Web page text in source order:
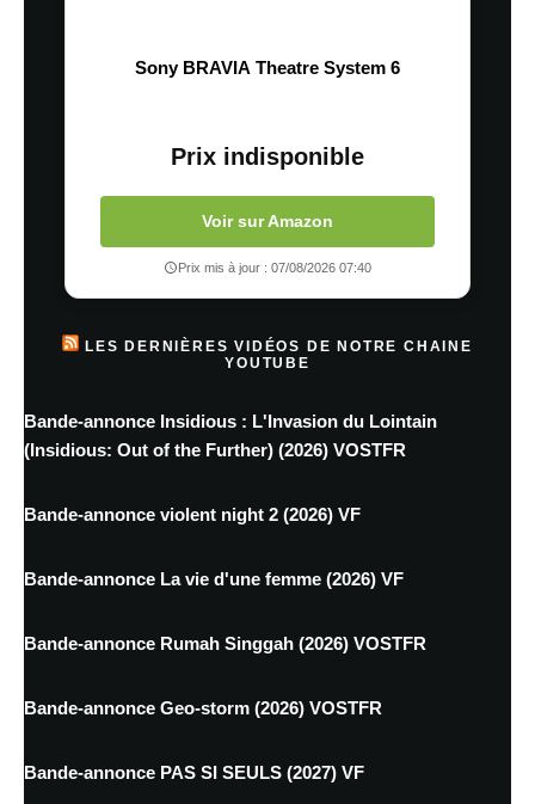
Sony BRAVIA Theatre System 6
Prix indisponible
Voir sur Amazon
Prix mis à jour : 07/08/2026 07:40
LES DERNIÈRES VIDÉOS DE NOTRE CHAINE
YOUTUBE
Bande-annonce Insidious : L'Invasion du Lointain
(Insidious: Out of the Further) (2026) VOSTFR
Bande-annonce violent night 2 (2026) VF
Bande-annonce La vie d'une femme (2026) VF
Bande-annonce Rumah Singgah (2026) VOSTFR
Bande-annonce Geo-storm (2026) VOSTFR
Bande-annonce PAS SI SEULS (2027) VF